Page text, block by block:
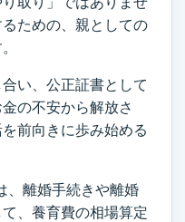
ための、親としての
い、公正証書として
の不安から解放さ
前向きに歩み始める
、離婚手続きや離婚
、養育費の相場算定